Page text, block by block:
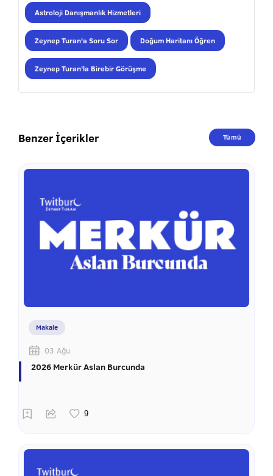
Astroloji Danışmanlık Hizmetleri
Zeynep Turan'a Soru Sor Doğum Haritanı Öğren
Zeynep Turan'la Birebir Görüşme
Benzer İçerikler Tümü
Makale
03 Ağu
2026 Merkür Aslan Burcunda